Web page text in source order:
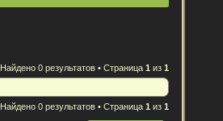
Найдено 0 результатов • Страница 1 из 1
Найдено 0 результатов • Страница 1 из 1